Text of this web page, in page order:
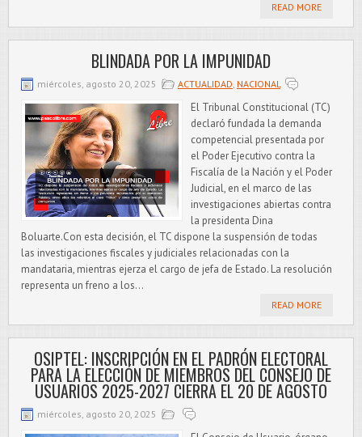
READ MORE
BLINDADA POR LA IMPUNIDAD
miércoles, agosto 20, 2025 ACTUALIDAD, NACIONAL
El Tribunal Constitucional (TC)
declaró fundada la demanda
competencial presentada por
el Poder Ejecutivo contra la
Fiscalía de la Nación y el Poder
Judicial, en el marco de las
investigaciones abiertas contra
la presidenta Dina
Boluarte.Con esta decisión, el TC dispone la suspensión de todas
las investigaciones fiscales y judiciales relacionadas con la
mandataria, mientras ejerza el cargo de jefa de Estado. La resolución
representa un freno a los...
READ MORE
OSIPTEL: INSCRIPCIÓN EN EL PADRÓN ELECTORAL
PARA LA ELECCIÓN DE MIEMBROS DEL CONSEJO DE
USUARIOS 2025-2027 CIERRA EL 20 DE AGOSTO
miércoles, agosto 20, 2025